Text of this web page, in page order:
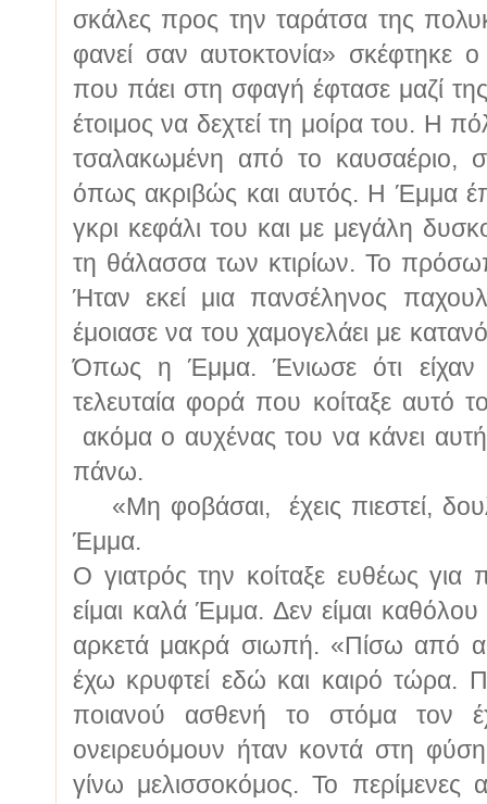
σκάλες προς την ταράτσα της
φανεί σαν αυτοκτονία» σκέφτηκε
που πάει στη σφαγή έφτασε μαζί
έτοιμος να δεχτεί τη μοίρα του. Η
τσαλακωμένη από το καυσαέριο,
όπως ακριβώς και αυτός. Η Έμμα
γκρι κεφάλι του και με μεγάλη
τη θάλασσα των κτιρίων. Το
Ήταν εκεί μια πανσέληνος
έμοιασε να του χαμογελάει με
Όπως η Έμμα. Ένιωσε ότι είχαν
τελευταία φορά που κοίταξε αυτό
ακόμα ο αυχένας του να κάνει
πάνω.
«Μη φοβάσαι, έχεις πιεστεί,
Έμμα.
Ο γιατρός την κοίταξε ευθέως
είμαι καλά Έμμα. Δεν είμαι
αρκετά μακρά σιωπή. «Πίσω από
έχω κρυφτεί εδώ και καιρό τώρα.
ποιανού ασθενή το στόμα τον
ονειρευόμουν ήταν κοντά στη
γίνω μελισσοκόμος. Το